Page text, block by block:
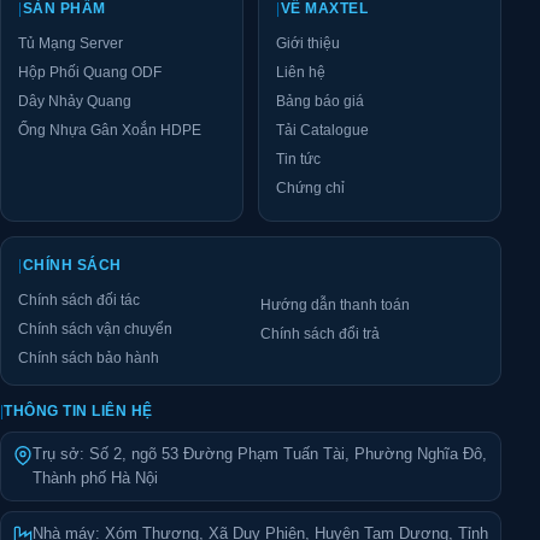
Bang du lieu: Tủ rack 42U D600 MTR-42U600
Chỉ tiêu kỹ thuật
Phiên bản Standard
Hãng sản xuất Maxtel
Mã sản phẩm
Kiểu dáng
Tủ rack dạng đứng, có bánh xe hỗ trợ
Rộng 600 × Sâu 600 × Cao 2100 mm
Chuẩn rack
42U – Thanh Profile Rails chuẩn 19
42U – Thanh
Chất liệu
khung vỏ
Thép tấm SPCC dập nguyên khối, kết
cấu chịu lực cao
và thanh tiêu
2,0 mm
Độ dày cánh
1,2 mm
Độ dày cánh
1,0 mm 1,2 mm
SẢN PHẨM
Tủ Mạng Server
Hộp Phối Quang ODF
Dây Nhảy Quang
Ống Nhựa Gân Xoắn HDPE
VỀ MAXTEL
Giới thiệu
Liên hệ
Bảng báo giá
Tải Catalogue
Tin tức
Chứng chỉ
CHÍNH SÁCH
Chính sách đối tác
Chính sách vận chuyển
Chính sách bảo hành
Hướng dẫn thanh toán
Chính sách đổi trả
|THÔNG TIN LIÊN HỆ
Trụ sở: Số 2, ngõ 53 Đường Phạm Tuấn Tài, Phường Nghĩa Đô,
Thành phố Hà Nội
Nhà máy: Xóm Thượng, Xã Duy Phiên, Huyện Tam Dương, Tỉnh